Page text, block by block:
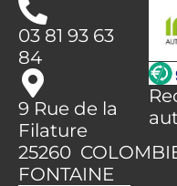
03 81 93 63
84
9 Rue de la
Filature
25260
FONTAINE